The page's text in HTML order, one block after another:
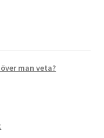
man veta?